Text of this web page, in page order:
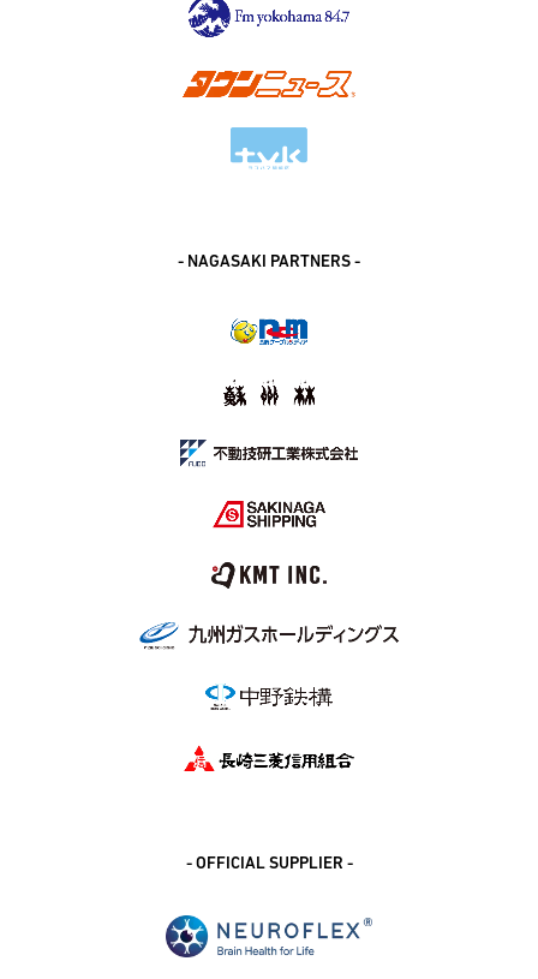
- NAGASAKI PARTNERS -
- OFFICIAL SUPPLIER -